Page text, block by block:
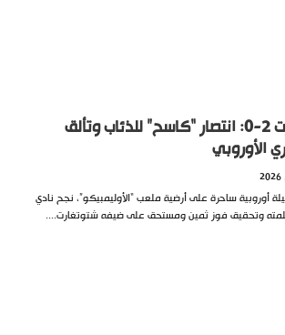
روما ضد شتوتغارت 2-0: انتصار “كاسح” للذئاب وتألق
الأوروبي
أوروبية ساحرة على أرضية ملعب “الأوليمبيكو”، نجح نادي
وتحقيق فوز ثمين ومستحق على ضيفه شتوتغارت....